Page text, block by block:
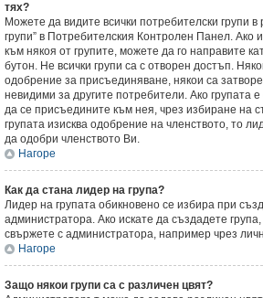
тях?
Можете да видите всички потребителски групи
групи” в Потребителския Контролен Панел. Ако
към някоя от групите, можете да го направите
бутон. Не всички групи са с отворен достъп.
одобрение за присъединяване, някои са
невидими за другите потребители. Ако групата
да се присъедините към нея, чрез избиране на
групата изисква одобрение на членството, то
да одобри членството Ви.
Нагоре
Как да стана лидер на група?
Лидер на групата обикновено се избира при
администратора. Ако искате да създадете
свържете с администратора, например чрез
Нагоре
Защо някои групи са с различен цвят?